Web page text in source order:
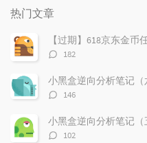
门
文
章
热门文章
【过期】618京东金币
评
数：
182
小黑盒逆向分析笔记（
评
数：
146
小黑盒逆向分析笔记（
评
102